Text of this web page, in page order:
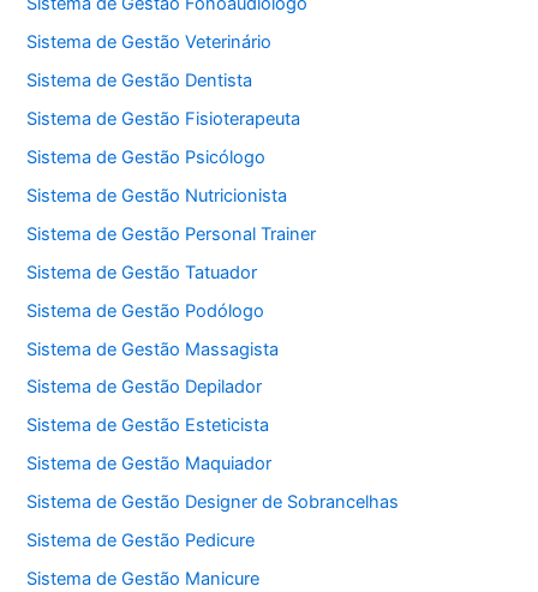
Sistema de Gestão Veterinário
Sistema de Gestão Dentista
Sistema de Gestão Fisioterapeuta
Sistema de Gestão Psicólogo
Sistema de Gestão Nutricionista
Sistema de Gestão Personal Trainer
Sistema de Gestão Tatuador
Sistema de Gestão Podólogo
Sistema de Gestão Massagista
Sistema de Gestão Depilador
Sistema de Gestão Esteticista
Sistema de Gestão Maquiador
Sistema de Gestão Designer de Sobrancelhas
Sistema de Gestão Pedicure
Sistema de Gestão Manicure